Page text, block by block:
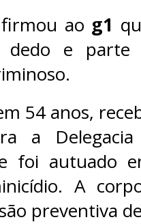
ao g1
dedo e parte
54 anos,
a
foi autuado
A
preventiva